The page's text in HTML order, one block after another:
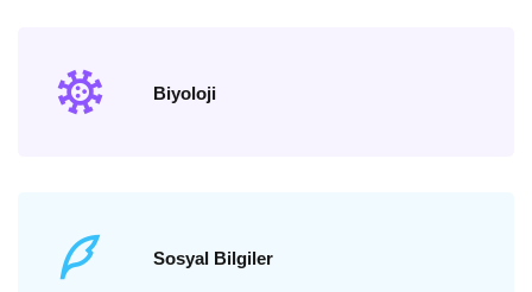
Biyoloji
Sosyal Bilgiler